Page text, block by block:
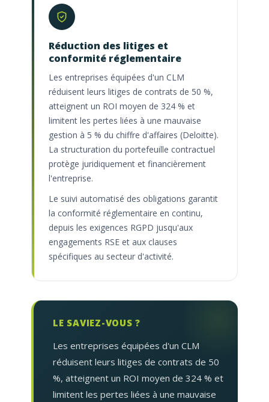
Réduction des litiges et
conformité réglementaire
Les entreprises équipées d'un CLM
réduisent leurs litiges de contrats de 50 %,
atteignent un ROI moyen de 324 % et
limitent les pertes liées à une mauvaise
gestion à 5 % du chiffre d'affaires (Deloitte).
La structuration du portefeuille contractuel
protège juridiquement et financièrement
l'entreprise.
Le suivi automatisé des obligations garantit
la conformité réglementaire en continu,
depuis les exigences RGPD jusqu'aux
engagements RSE et aux clauses
spécifiques au secteur d'activité.
LE SAVIEZ-VOUS ?
Les entreprises équipées d'un CLM
réduisent leurs litiges de contrats de 50
%, atteignent un ROI moyen de 324 % et
limitent les pertes liées à une mauvaise